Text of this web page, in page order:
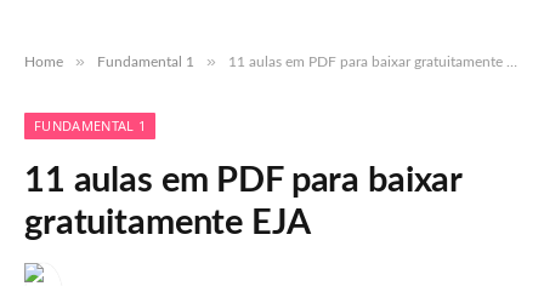
Home » Fundamental 1 » 11 aulas em PDF para baixar gratuitamente EJA
FUNDAMENTAL 1
11 aulas em PDF para baixar
gratuitamente EJA